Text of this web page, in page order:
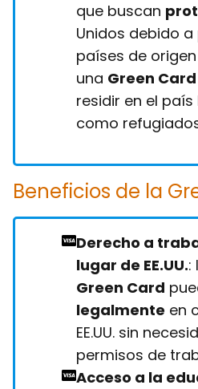
que buscan
Unidos debido
países de
una Green Card
residir en el
como
Beneficios de la
Derecho a
lugar de EE.UU.:
Green Card
legalmente en
EE.UU. sin
permisos de
Acceso a la